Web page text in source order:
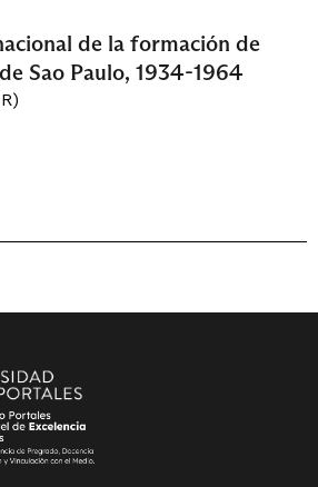
de la formación de
Sao Paulo, 1934-1964